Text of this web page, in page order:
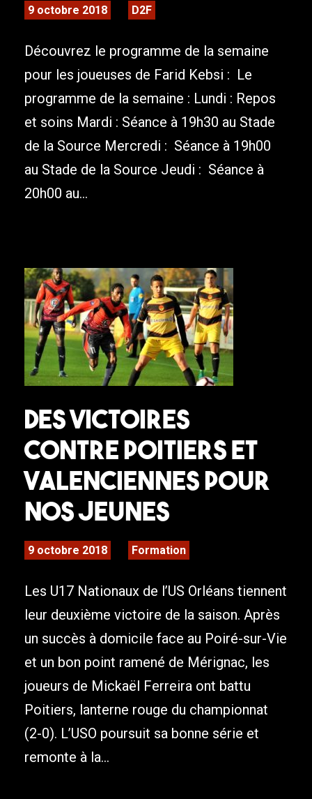
9 octobre 2018 D2F
Découvrez le programme de la semaine
pour les joueuses de Farid Kebsi : Le
programme de la semaine : Lundi : Repos
et soins Mardi : Séance à 19h30 au Stade
de la Source Mercredi : Séance à 19h00
au Stade de la Source Jeudi : Séance à
20h00 au...
Des victoires
contre Poitiers et
Valenciennes pour
nos jeunes
9 octobre 2018 Formation
Les U17 Nationaux de l’US Orléans tiennent
leur deuxième victoire de la saison. Après
un succès à domicile face au Poiré-sur-Vie
et un bon point ramené de Mérignac, les
joueurs de Mickaël Ferreira ont battu
Poitiers, lanterne rouge du championnat
(2-0). L’USO poursuit sa bonne série et
remonte à la...